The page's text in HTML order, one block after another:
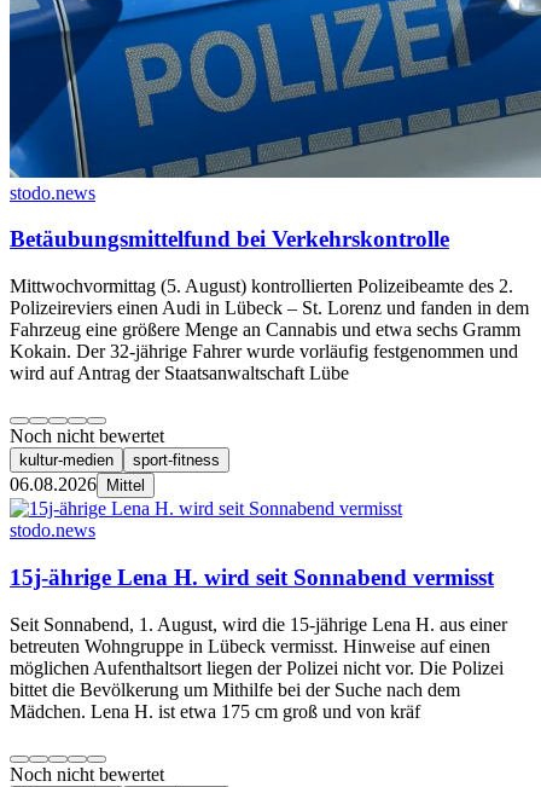
stodo.news
Betäubungsmittelfund bei Verkehrskontrolle
Mittwochvormittag (5. August) kontrollierten Polizeibeamte des 2.
Polizeireviers einen Audi in Lübeck – St. Lorenz und fanden in dem
Fahrzeug eine größere Menge an Cannabis und etwa sechs Gramm
Kokain. Der 32-jährige Fahrer wurde vorläufig festgenommen und
wird auf Antrag der Staatsanwaltschaft Lübe
Noch nicht bewertet
kultur-medien sport-fitness
06.08.2026 Mittel
stodo.news
15j-ährige Lena H. wird seit Sonnabend vermisst
Seit Sonnabend, 1. August, wird die 15-jährige Lena H. aus einer
betreuten Wohngruppe in Lübeck vermisst. Hinweise auf einen
möglichen Aufenthaltsort liegen der Polizei nicht vor. Die Polizei
bittet die Bevölkerung um Mithilfe bei der Suche nach dem
Mädchen. Lena H. ist etwa 175 cm groß und von kräf
Noch nicht bewertet